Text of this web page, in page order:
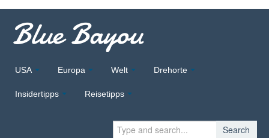
Blue Bayou
USA Europa Welt Drehorte
Insidertipps Reisetipps
Search